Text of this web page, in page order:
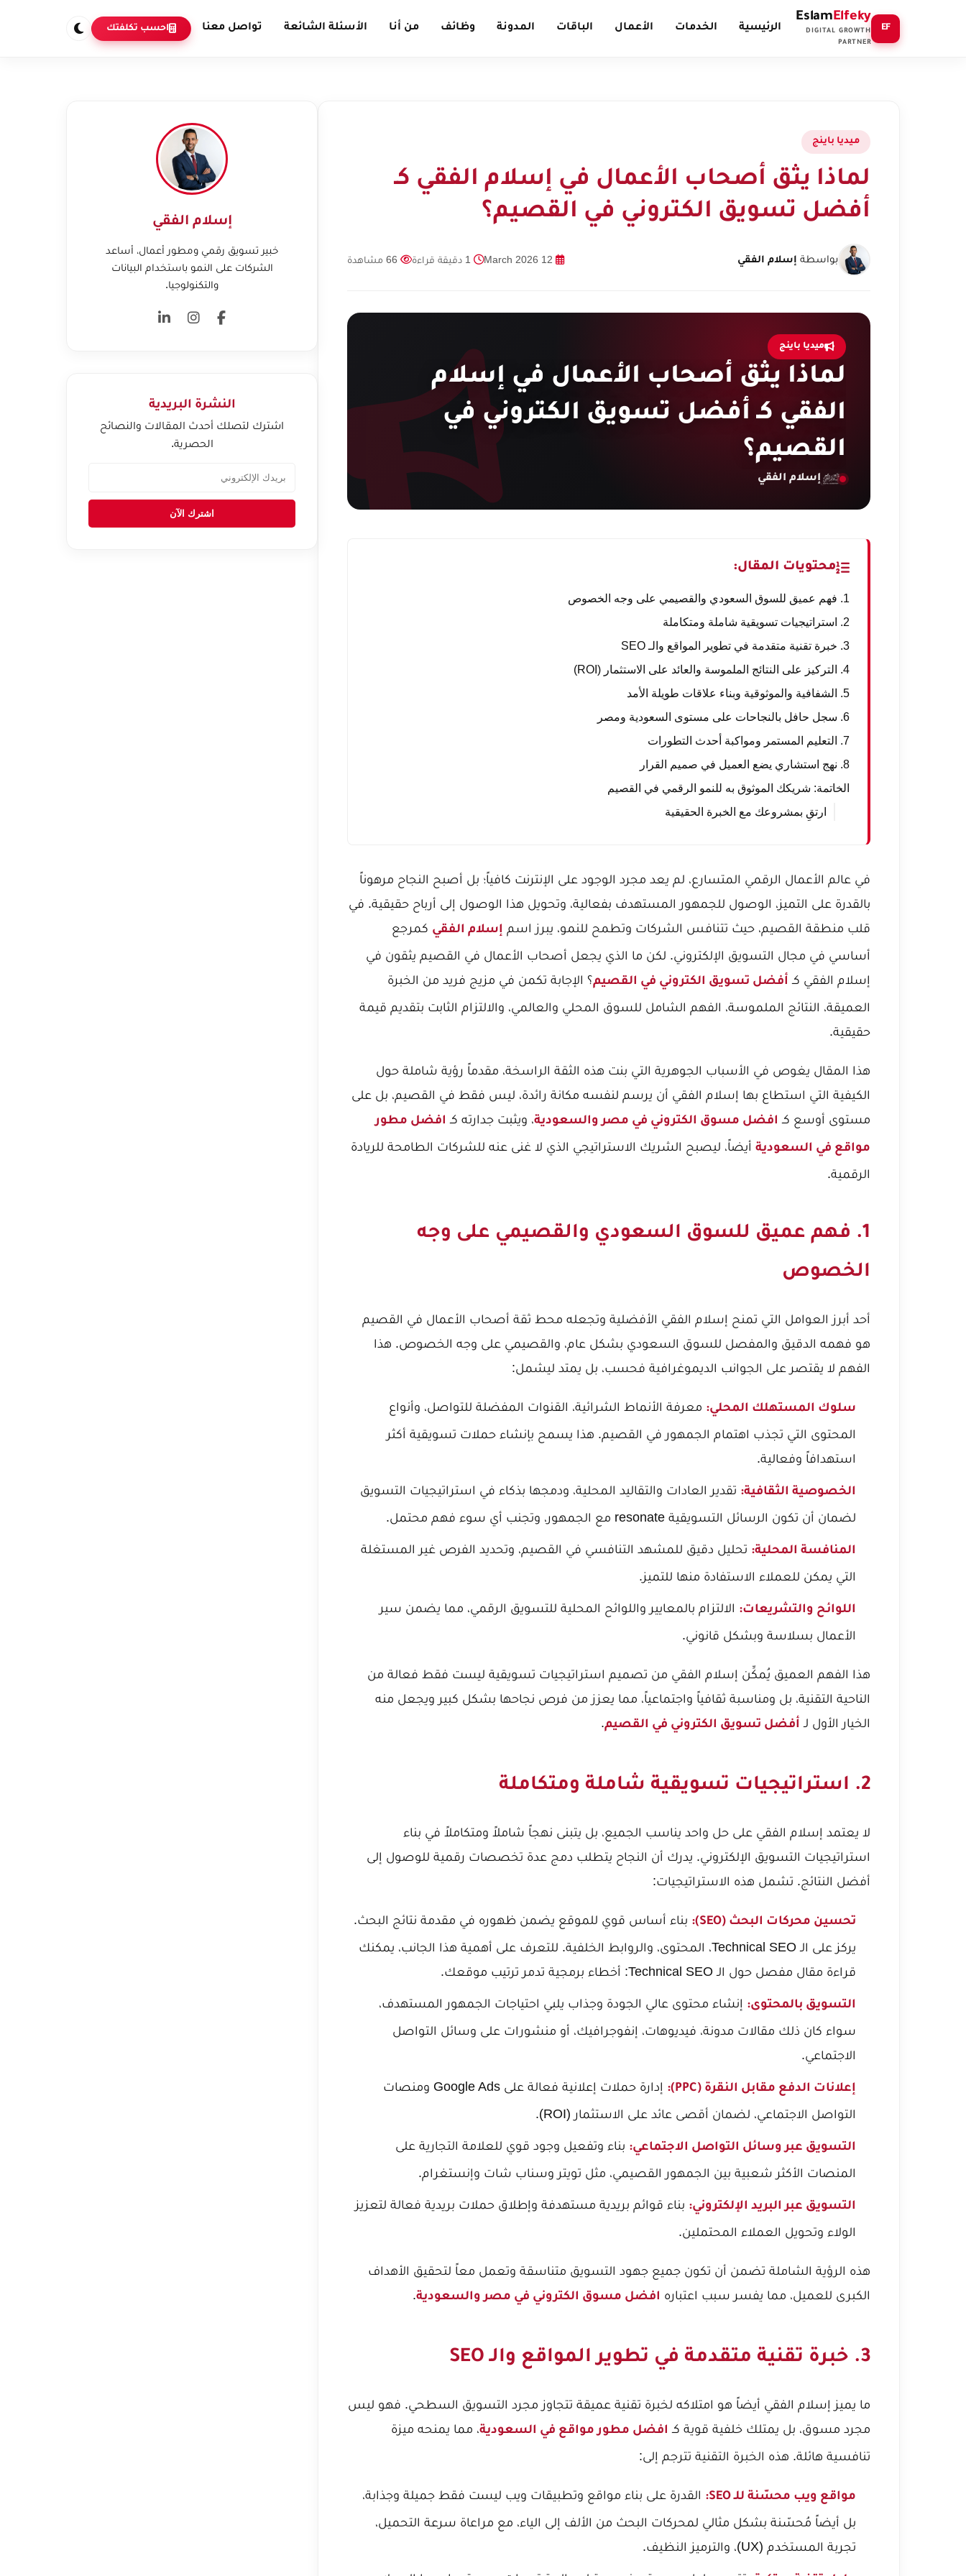
EF
EslamElfeky
DIGITAL GROWTH
PARTNER
الرئيسية الخدمات الأعمال الباقات المدونة وظائف من أنا الأسئلة الشائعة تواصل معنا احسب تكلفتك
ميديا باينج
لماذا يثق أصحاب الأعمال في إسلام الفقي كـ
أفضل تسويق الكتروني في القصيم؟
بواسطة إسلام الفقي
ميديا باينج
لماذا يثق أصحاب الأعمال في إسلام
الفقي كـ أفضل تسويق الكتروني في
القصيم؟
إسلام الفقي
محتويات المقال:
1. فهم عميق للسوق السعودي والقصيمي على وجه الخصوص
2. استراتيجيات تسويقية شاملة ومتكاملة
3. خبرة تقنية متقدمة في تطوير المواقع والـ SEO
4. التركيز على النتائج الملموسة والعائد على الاستثمار (ROI)
5. الشفافية والموثوقية وبناء علاقات طويلة الأمد
6. سجل حافل بالنجاحات على مستوى السعودية ومصر
7. التعليم المستمر ومواكبة أحدث التطورات
8. نهج استشاري يضع العميل في صميم القرار
الخاتمة: شريكك الموثوق به للنمو الرقمي في القصيم
ارتقِ بمشروعك مع الخبرة الحقيقية
في عالم الأعمال الرقمي المتسارع، لم يعد مجرد الوجود على الإنترنت كافياً؛ بل أصبح النجاح مرهوناً
بالقدرة على التميز، الوصول للجمهور المستهدف بفعالية، وتحويل هذا الوصول إلى أرباح حقيقية. في
قلب منطقة القصيم، حيث تتنافس الشركات وتطمح للنمو، يبرز اسم إسلام الفقي كمرجع
أساسي في مجال التسويق الإلكتروني. لكن ما الذي يجعل أصحاب الأعمال في القصيم يثقون في
إسلام الفقي كـ أفضل تسويق الكتروني في القصيم؟ الإجابة تكمن في مزيج فريد من الخبرة
العميقة، النتائج الملموسة، الفهم الشامل للسوق المحلي والعالمي، والالتزام الثابت بتقديم قيمة
حقيقية.
هذا المقال يغوص في الأسباب الجوهرية التي بنت هذه الثقة الراسخة، مقدماً رؤية شاملة حول
الكيفية التي استطاع بها إسلام الفقي أن يرسم لنفسه مكانة رائدة، ليس فقط في القصيم، بل على
مستوى أوسع كـ افضل مسوق الكتروني في مصر والسعودية، ويثبت جدارته كـ افضل مطور
مواقع في السعودية أيضاً، ليصبح الشريك الاستراتيجي الذي لا غنى عنه للشركات الطامحة للريادة
الرقمية.
1. فهم عميق للسوق السعودي والقصيمي على وجه
الخصوص
أحد أبرز العوامل التي تمنح إسلام الفقي الأفضلية وتجعله محط ثقة أصحاب الأعمال في القصيم
هو فهمه الدقيق والمفصل للسوق السعودي بشكل عام، والقصيمي على وجه الخصوص. هذا
الفهم لا يقتصر على الجوانب الديموغرافية فحسب، بل يمتد ليشمل:
سلوك المستهلك المحلي: معرفة الأنماط الشرائية، القنوات المفضلة للتواصل، وأنواع
المحتوى التي تجذب اهتمام الجمهور في القصيم. هذا يسمح بإنشاء حملات تسويقية أكثر
استهدافاً وفعالية.
الخصوصية الثقافية: تقدير العادات والتقاليد المحلية، ودمجها بذكاء في استراتيجيات التسويق
لضمان أن تكون الرسائل التسويقية resonate مع الجمهور، وتجنب أي سوء فهم محتمل.
المنافسة المحلية: تحليل دقيق للمشهد التنافسي في القصيم، وتحديد الفرص غير المستغلة
التي يمكن للعملاء الاستفادة منها للتميز.
اللوائح والتشريعات: الالتزام بالمعايير واللوائح المحلية للتسويق الرقمي، مما يضمن سير
الأعمال بسلاسة وبشكل قانوني.
هذا الفهم العميق يُمكِّن إسلام الفقي من تصميم استراتيجيات تسويقية ليست فقط فعالة من
الناحية التقنية، بل ومناسبة ثقافياً واجتماعياً، مما يعزز من فرص نجاحها بشكل كبير ويجعل منه
الخيار الأول لـ أفضل تسويق الكتروني في القصيم.
2. استراتيجيات تسويقية شاملة ومتكاملة
لا يعتمد إسلام الفقي على حل واحد يناسب الجميع، بل يتبنى نهجاً شاملاً ومتكاملاً في بناء
استراتيجيات التسويق الإلكتروني. يدرك أن النجاح يتطلب دمج عدة تخصصات رقمية للوصول إلى
أفضل النتائج. تشمل هذه الاستراتيجيات:
تحسين محركات البحث (SEO):
بناء أساس قوي للموقع يضمن ظهوره في مقدمة نتائج البحث.
يركز على الـ Technical SEO، المحتوى، والروابط الخلفية. للتعرف على أهمية هذا الجانب، يمكنك
قراءة مقال مفصل حول الـ Technical SEO: أخطاء برمجية تدمر ترتيب موقعك .
التسويق بالمحتوى: إنشاء محتوى عالي الجودة وجذاب يلبي احتياجات الجمهور المستهدف،
سواء كان ذلك مقالات مدونة، فيديوهات، إنفوجرافيك، أو منشورات على وسائل التواصل
الاجتماعي.
إعلانات الدفع مقابل النقرة (PPC):
إدارة حملات إعلانية فعالة على Google Ads ومنصات
التواصل الاجتماعي، لضمان أقصى عائد على الاستثمار (ROI).
التسويق عبر وسائل التواصل الاجتماعي: بناء وتفعيل وجود قوي للعلامة التجارية على
المنصات الأكثر شعبية بين الجمهور القصيمي، مثل تويتر وسناب شات وإنستغرام.
التسويق عبر البريد الإلكتروني: بناء قوائم بريدية مستهدفة وإطلاق حملات بريدية فعالة لتعزيز
الولاء وتحويل العملاء المحتملين.
هذه الرؤية الشاملة تضمن أن تكون جميع جهود التسويق متناسقة وتعمل معاً لتحقيق الأهداف
الكبرى للعميل، مما يفسر سبب اعتباره افضل مسوق الكتروني في مصر والسعودية.
3. خبرة تقنية متقدمة في تطوير المواقع والـ SEO
ما يميز إسلام الفقي أيضاً هو امتلاكه لخبرة تقنية عميقة تتجاوز مجرد التسويق السطحي. فهو ليس
مجرد مسوق، بل يمتلك خلفية قوية كـ افضل مطور مواقع في السعودية، مما يمنحه ميزة
تنافسية هائلة. هذه الخبرة التقنية تترجم إلى:
مواقع ويب محسّنة للـ SEO:
القدرة على بناء مواقع وتطبيقات ويب ليست فقط جميلة وجذابة،
بل أيضاً مُحسّنة بشكل مثالي لمحركات البحث من الألف إلى الياء، مع مراعاة سرعة التحميل،
تجربة المستخدم (UX)، والترميز النظيف.
إسلام الفقي
خبير تسويق رقمي ومطور أعمال، أساعد
الشركات على النمو باستخدام البيانات
والتكنولوجيا.
النشرة البريدية
اشترك لتصلك أحدث المقالات والنصائح
الحصرية.
اشترك الآن